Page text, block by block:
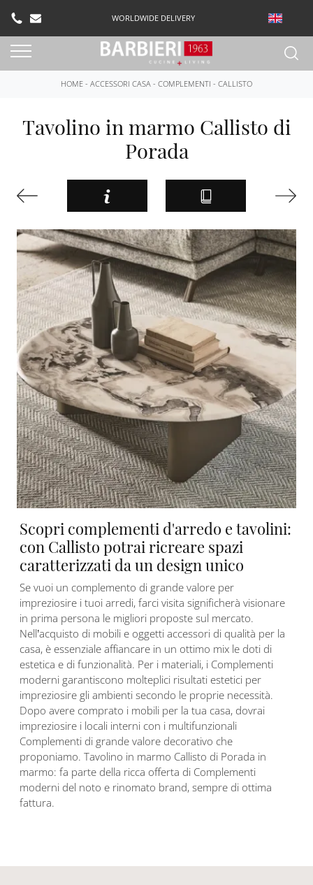
WORLDWIDE DELIVERY
HOME - ACCESSORI CASA - COMPLEMENTI - CALLISTO
Tavolino in marmo Callisto di
Porada
Scopri complementi d'arredo e tavolini:
con Callisto potrai ricreare spazi
caratterizzati da un design unico
Se vuoi un complemento di grande valore per
impreziosire i tuoi arredi, farci visita significherà visionare
in prima persona le migliori proposte sul mercato.
Nell’acquisto di mobili e oggetti accessori di qualità per la
casa, è essenziale affiancare in un ottimo mix le doti di
estetica e di funzionalità. Per i materiali, i Complementi
moderni garantiscono molteplici risultati estetici per
impreziosire gli ambienti secondo le proprie necessità.
Dopo avere comprato i mobili per la tua casa, dovrai
impreziosire i locali interni con i multifunzionali
Complementi di grande valore decorativo che
proponiamo. Tavolino in marmo Callisto di Porada in
marmo: fa parte della ricca offerta di Complementi
moderni del noto e rinomato brand, sempre di ottima
fattura.